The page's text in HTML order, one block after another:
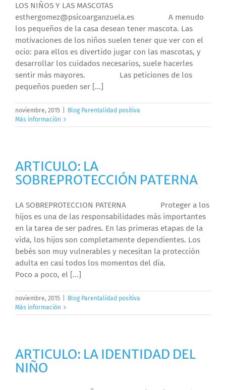
LOS NIÑOS Y LAS MASCOTAS
esthergomez@psicoarganzuela.es A menudo
los pequeños de la casa desean tener mascota. Las
motivaciones de los niños suelen tener que ver con el
ocio: para ellos es divertido jugar con las mascotas, y
desarrollar los cuidados necesarios, suele hacerles
sentir más mayores. Las peticiones de los
pequeños pueden ser [...]
noviembre, 2015
Blog Parentalidad positiva
Más información
ARTICULO: LA
SOBREPROTECCIÓN PATERNA
LA SOBREPROTECCION PATERNA Proteger a los
hijos es una de las responsabilidades más importantes
en la tarea de ser padres. En las primeras etapas de la
vida, los hijos son completamente dependientes. Los
bebés son muy vulnerables y necesitan la protección
adulta en casi todos los momentos del día.
Poco a poco, el [...]
noviembre, 2015
Blog Parentalidad positiva
Más información
ARTICULO: LA IDENTIDAD DEL
NIÑO